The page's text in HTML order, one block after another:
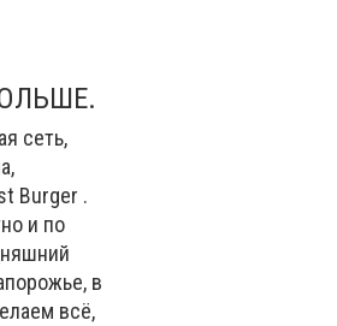
сеть,
Burger .
и по
в
всё,